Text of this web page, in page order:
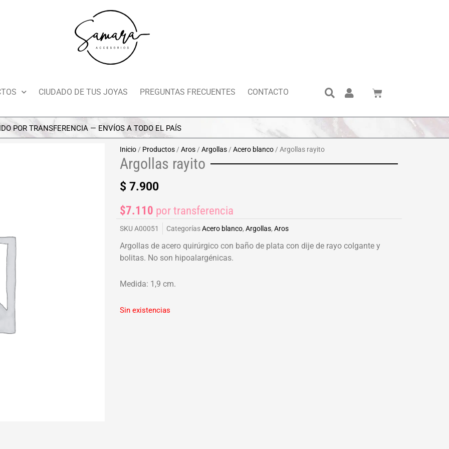
CIUDADO DE TUS JOYAS PREGUNTAS FRECUENTES CONTACTO Search
Cart
TRANSFERENCIA — ENVÍOS A TODO EL PAÍS
Inicio / Productos / Aros / Argollas / Acero blanco / Argollas rayito
Argollas rayito
$ 7.900
$7.110 por transferencia
SKU A00051 CategoríasAcero blanco, Argollas, Aros
Argollas de acero quirúrgico con baño de plata con dije de rayo colgante y
bolitas. No son hipoalargénicas.
Medida: 1,9 cm.
Sin existencias